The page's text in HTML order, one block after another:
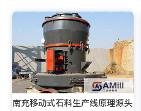
南充移动式石料生产线原理源头